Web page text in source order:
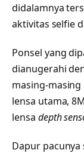
didalamnya
aktivitas selfie
Ponsel yang
dianugerahi
masing-
lensa utama,
lensa depth
Dapur